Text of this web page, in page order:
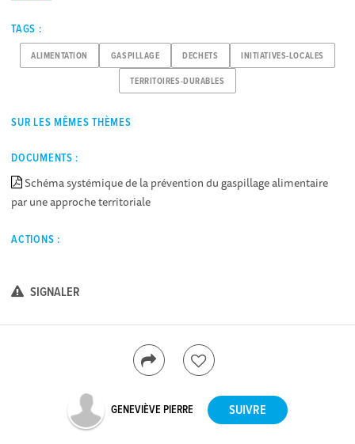
TAGS :
ALIMENTATION GASPILLAGE DECHETS INITIATIVES-LOCALES
TERRITOIRES-DURABLES
SUR LES MÊMES THÈMES
DOCUMENTS :
Schéma systémique de la prévention du gaspillage alimentaire
par une approche territoriale
ACTIONS :
SIGNALER
GENEVIÈVE PIERRE